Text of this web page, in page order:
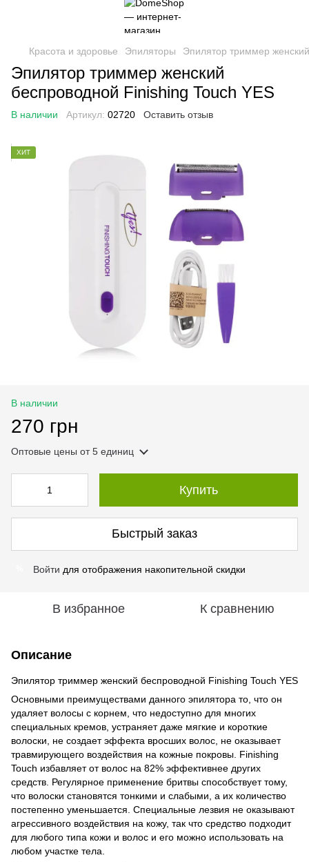
Красота и здоровье Эпиляторы Эпилятор триммер
Эпилятор триммер женский
беспроводной Finishing Touch YES
В наличии Артикул: 02720 Оставить отзыв
ХИТ
В наличии
270 грн
Оптовые цены от 5 единиц
Купить
Быстрый заказ
Войти для отображения накопительной скидки
В избранное К сравнению
Описание
Эпилятор триммер женский беспроводной Finishing Touch YES
Основными преимуществами данного эпилятора то, что он
удаляет волосы с корнем, что недоступно для многих
специальных кремов, устраняет даже мягкие и короткие
волоски, не создает эффекта вросших волос, не оказывает
травмирующего воздействия на кожные покровы. Finishing
Touch избавляет от волос на 82% эффективнее других
средств. Регулярное применение бритвы способствует тому,
что волоски становятся тонкими и слабыми, а их количество
постепенно уменьшается. Специальные лезвия не оказывают
агрессивного воздействия на кожу, так что средство подходит
для любого типа кожи и волос и его можно использовать на
любом участке тела.